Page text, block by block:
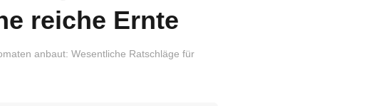
reiche Ernte
anbaut: Wesentliche Ratschläge für